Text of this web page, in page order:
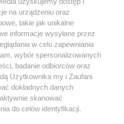
może być obrobiony
w specjalny sposób
z blachy - wszystko o
na urządzeniu oraz
takie jak unikalne
informacje wysyłane przez
w celu zapewniania
wybór spersonalizowanych
badanie odbiorców oraz
Użytkownika my i Zaufani
dokładnych danych
skanować
do celów identyfikacji.